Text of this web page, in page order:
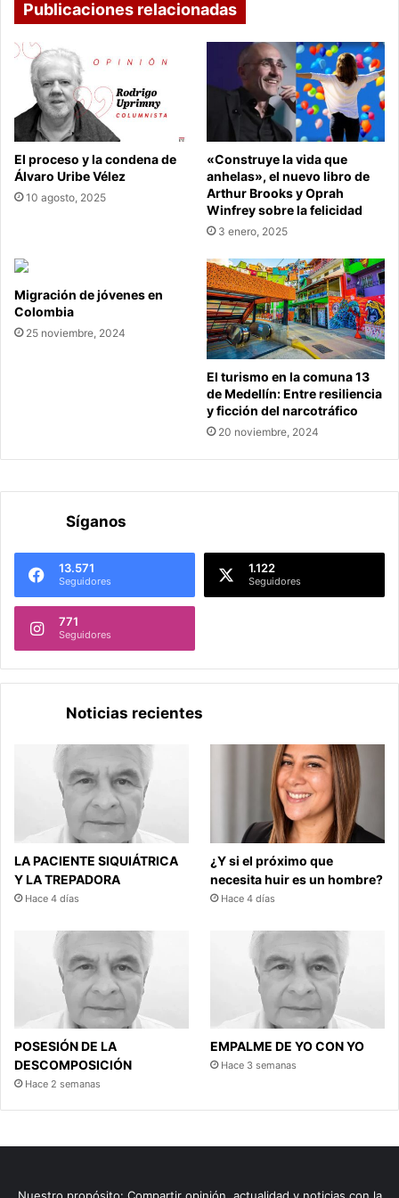
Publicaciones relacionadas
El proceso y la condena de
Álvaro Uribe Vélez
10 agosto, 2025
«Construye la vida que
anhelas», el nuevo libro de
Arthur Brooks y Oprah
Winfrey sobre la felicidad
3 enero, 2025
Migración de jóvenes en
Colombia
25 noviembre, 2024
El turismo en la comuna 13
de Medellín: Entre resiliencia
y ficción del narcotráfico
20 noviembre, 2024
Síganos
13.571
Seguidores
1.122
Seguidores
771
Seguidores
Noticias recientes
LA PACIENTE SIQUIÁTRICA
Y LA TREPADORA
Hace 4 días
¿Y si el próximo que
necesita huir es un hombre?
Hace 4 días
POSESIÓN DE LA
DESCOMPOSICIÓN
Hace 2 semanas
EMPALME DE YO CON YO
Hace 3 semanas
Nuestro propósito: Compartir opinión, actualidad y noticias con la